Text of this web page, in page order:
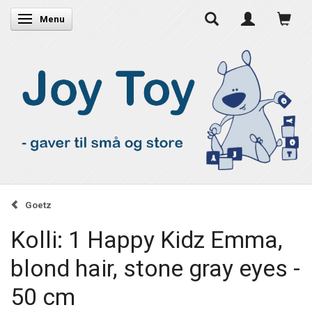
Skifte navigation
Menu
Goetz
Kolli: 1 Happy Kidz Emma,
blond hair, stone gray eyes -
50 cm